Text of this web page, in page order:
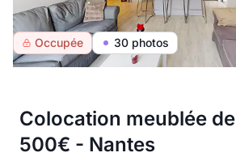
Occupée 30 photos
Colocation meublée
500€ - Nantes